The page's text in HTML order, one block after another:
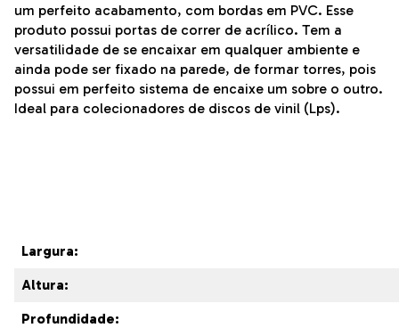
um perfeito acabamento, com bordas em PVC. Esse
produto possui portas de correr de acrílico. Tem a
versatilidade de se encaixar em qualquer ambiente e
ainda pode ser fixado na parede, de formar torres, pois
possui em perfeito sistema de encaixe um sobre o outro.
Ideal para colecionadores de discos de vinil (Lps).
Largura:
Altura:
Profundidade: